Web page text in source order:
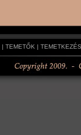
| TEMETŐK |